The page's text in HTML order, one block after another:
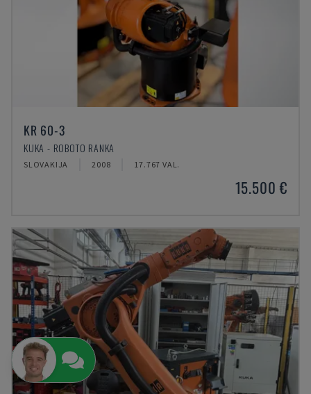
KR 60-3
KUKA - ROBOTO RANKA
SLOVAKIJA 2008 17.767 VAL.
15.500 €